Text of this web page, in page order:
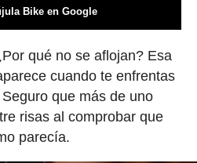
Bike en Google
qué no se aflojan? Esa
cuando te enfrentas
que más de uno
risas al comprobar que
parecía.